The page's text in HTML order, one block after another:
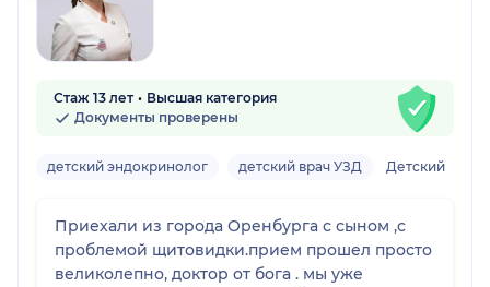
Стаж 13 лет
Высшая категория
Документы проверены
детский эндокринолог детский врач УЗД Детский
Приехали из города Оренбурга с сыном ,с
проблемой щитовидки.прием прошел просто
великолепно, доктор от бога . мы уже